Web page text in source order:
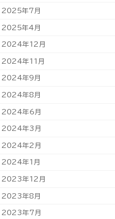
2025年7月
2025年4月
2024年12月
2024年11月
2024年9月
2024年8月
2024年6月
2024年3月
2024年2月
2024年1月
2023年12月
2023年8月
2023年7月